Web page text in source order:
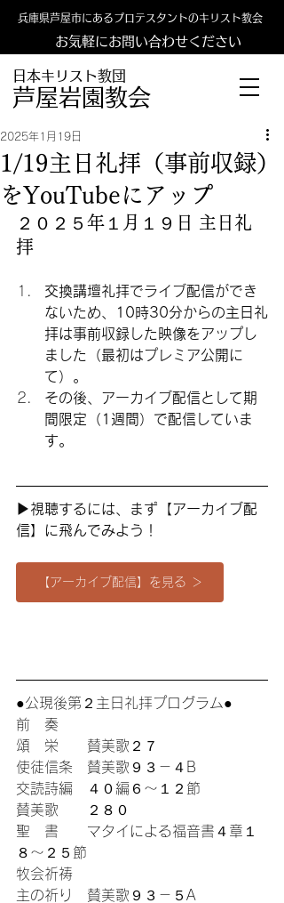
日本キリスト教団
​​芦屋岩園教会
兵庫県芦屋市にあるプロテスタントのキリスト教会
お気軽にお問い合わせください
1/19主日礼拝（事前収録）
をYouTubeにアップ
2025年1月19日
２０２５年１月１９日 主日礼
拝
交換講壇礼拝でライブ配信ができ
ないため、10時30分からの主日礼
拝は事前収録した映像をアップし
ました（最初はプレミア公開に
て）。
その後、アーカイブ配信として期
間限定（1週間）で配信していま
す。
▶︎視聴するには、まず【アーカイブ配
信】に飛んでみよう ！
【アーカイブ配信】を見る ＞
●公現後第２主日礼拝プログラム●
前　奏
頌　栄　　賛美歌２７
使徒信条　賛美歌９３－４B
交読詩編　４０編６〜１２節
賛美歌　　２８０
聖　書　　マタイによる福音書４章１
８〜２５節
牧会祈祷
主の祈り　賛美歌９３－５A